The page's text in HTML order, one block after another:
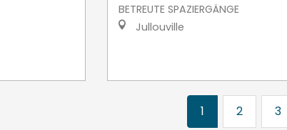
BETREUTE SPAZIERGÄNGE
Jullouville
1 2 3